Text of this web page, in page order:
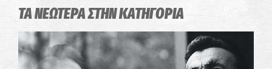
ΤΑ ΝΕΩΤΕΡΑ ΣΤΗΝ ΚΑΤΗΓΟΡΙΑ